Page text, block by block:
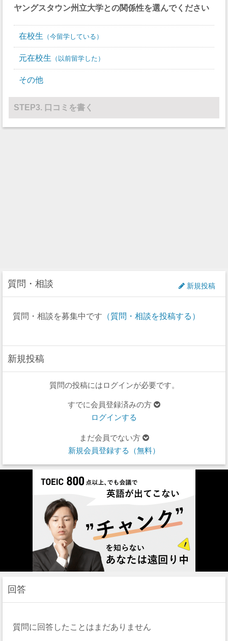
窃盗 0
放火 0
テニス 14
バレーボール 0
水球
レスリング 0 0
その他 0 0
ヤングスタウン州立大学との関係性を選んでください
在校生 今留学している
元在校生 以前留学した
その他
STEP3. 口コミを書く
質問・相談 新規投稿
質問・相談を募集中です （質問・相談を投稿する）
新規投稿
質問の投稿にはログインが必要です。
すでに会員登録済みの方
ログインする
まだ会員でない方
新規会員登録する（無料）
回答
質問に回答したことはまだありません